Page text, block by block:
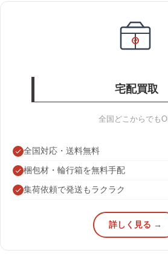
宅配買取
全国どこからでも
全国対応・送料無料
梱包材・輪行箱を無料手配
集荷依頼で発送もラクラク
詳しく見る →